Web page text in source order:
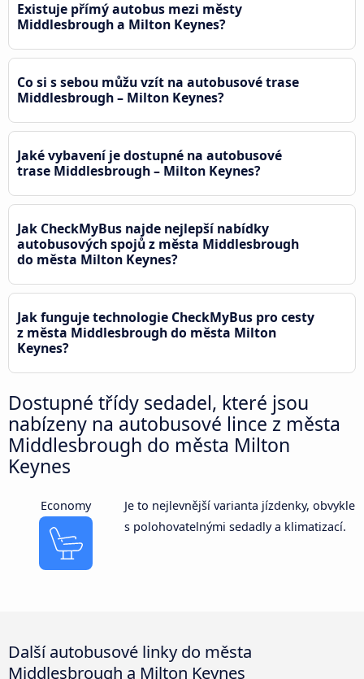
Existuje přímý autobus mezi městy
Middlesbrough a Milton Keynes?
Co si s sebou můžu vzít na autobusové trase
Middlesbrough – Milton Keynes?
Jaké vybavení je dostupné na autobusové
trase Middlesbrough – Milton Keynes?
Jak CheckMyBus najde nejlepší nabídky
autobusových spojů z města Middlesbrough
do města Milton Keynes?
Jak funguje technologie CheckMyBus pro cesty
z města Middlesbrough do města Milton
Keynes?
Dostupné třídy sedadel, které jsou
nabízeny na autobusové lince z města
Middlesbrough do města Milton
Keynes
Economy
Je to nejlevnější varianta jízdenky, obvykle
s polohovatelnými sedadly a klimatizací.
Další autobusové linky do města
Middlesbrough a Milton Keynes